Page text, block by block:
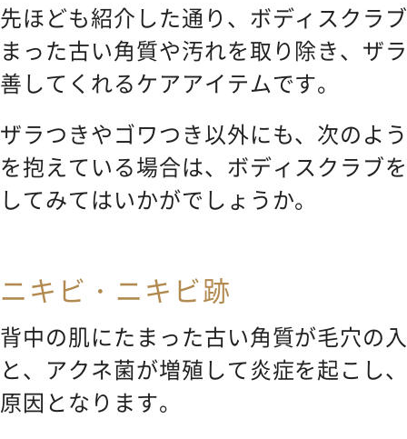
先ほども紹介した通り、ボディスクラ
まった古い角質や汚れを取り除き、ザ
善してくれるケアアイテムです。
ザラつきやゴワつき以外にも、次のよ
を抱えている場合は、ボディスクラブ
してみてはいかがでしょうか。
ニキビ・ニキビ跡
背中の肌にたまった古い角質が毛穴の
と、アクネ菌が増殖して炎症を起こし
原因となります。